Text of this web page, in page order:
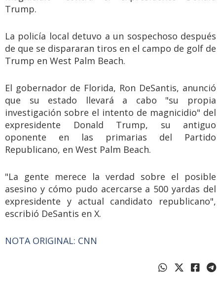
Trump.
La policía local detuvo a un sospechoso después
de que se dispararan tiros en el campo de golf de
Trump en West Palm Beach.
El gobernador de Florida, Ron DeSantis, anunció
que su estado llevará a cabo "su propia
investigación sobre el intento de magnicidio" del
expresidente Donald Trump, su antiguo
oponente en las primarias del Partido
Republicano, en West Palm Beach.
"La gente merece la verdad sobre el posible
asesino y cómo pudo acercarse a 500 yardas del
expresidente y actual candidato republicano",
escribió DeSantis en X.
NOTA ORIGINAL: CNN